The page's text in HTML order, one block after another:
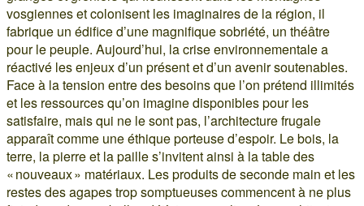
vosgiennes et colonisent les imaginaires de la région, il
fabrique un édifice d’une magnifique sobriété, un théâtre
pour le peuple. Aujourd’hui, la crise environnementale a
réactivé les enjeux d’un présent et d’un avenir soutenables.
Face à la tension entre des besoins que l’on prétend illimités
et les ressources qu’on imagine disponibles pour les
satisfaire, mais qui ne le sont pas, l’architecture frugale
apparaît comme une éthique porteuse d’espoir. Le bois, la
terre, la pierre et la paille s’invitent ainsi à la table des
« nouveaux » matériaux. Les produits de seconde main et les
restes des agapes trop somptueuses commencent à ne plus